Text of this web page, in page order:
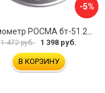
-5%
1 472 руб. 1 398 руб.
В КОРЗИНУ